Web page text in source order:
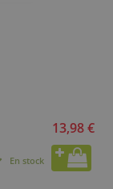
13,98 €
En stock